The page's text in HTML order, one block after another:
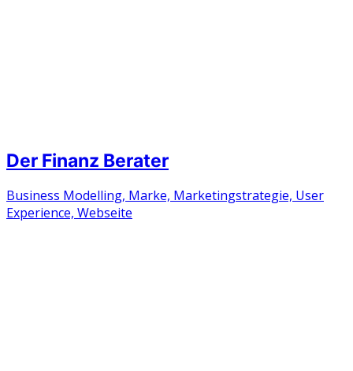
Der Finanz Berater
Business Modelling, Marke, Marketingstrategie, User
Experience, Webseite